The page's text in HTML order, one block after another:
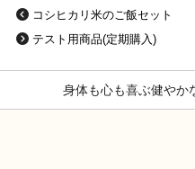
コシヒカリ米のご飯セット
テスト用商品(定期購入)
身体も心も喜ぶ健やか